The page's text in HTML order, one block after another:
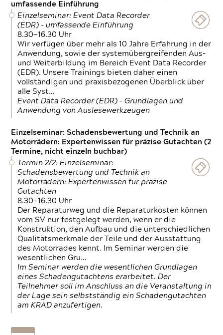
umfassende Einführung
Einzelseminar: Event Data Recorder
(EDR) – umfassende Einführung
8.30—16.30 Uhr
Wir verfügen über mehr als 10 Jahre Erfahrung in der
Anwendung, sowie der systemübergreifenden Aus-
und Weiterbildung im Bereich Event Data Recorder
(EDR). Unsere Trainings bieten daher einen
vollständigen und praxisbezogenen Überblick über
alle Syst…
Event Data Recorder (EDR) – Grundlagen und
Anwendung von Auslesewerkzeugen
Einzelseminar: Schadensbewertung und Technik an
Motorrädern: Expertenwissen für präzise Gutachten (2
Termine, nicht einzeln buchbar)
Termin 2/2: Einzelseminar:
Schadensbewertung und Technik an
Motorrädern: Expertenwissen für präzise
Gutachten
8.30—16.30 Uhr
Der Reparaturweg und die Reparaturkosten können
vom SV nur festgelegt werden, wenn er die
Konstruktion, den Aufbau und die unterschiedlichen
Qualitätsmerkmale der Teile und der Ausstattung
des Motorrades kennt. Im Seminar werden die
wesentlichen Gru…
Im Seminar werden die wesentlichen Grundlagen
eines Schadengutachtens erarbeitet. Der
Teilnehmer soll im Anschluss an die Veranstaltung in
der Lage sein selbstständig ein Schadengutachten
am KRAD anzufertigen.